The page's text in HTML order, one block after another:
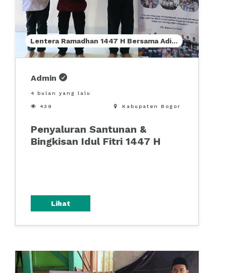
Lentera Ramadhan 1447 H Bersama Adi...
Admin
4 bulan yang lalu
 439  Kabupaten Bogor
Penyaluran Santunan &
Bingkisan Idul Fitri 1447 H
Lihat